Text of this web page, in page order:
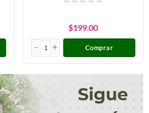
$199.00
Comprar